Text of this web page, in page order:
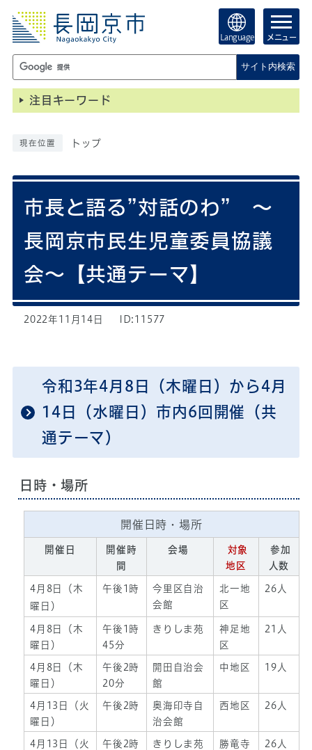
Language メニュー
サイト内検索
注目キーワード
現在位置 トップ
市長と語る”対話のわ” ～
長岡京市民生児童委員協議
会～【共通テーマ】
2022年11月14日 ID:11577
令和3年4月8日（木曜日）から4月
14日（水曜日）市内6回開催（共
通テーマ）
日時・場所
開催日時・場所
開催日
開催時
間
会場
対象
地区
参加
人数
4月8日（木
曜日）
午後1時
今里区自治
会館
北一地
区
26人
4月8日（木
曜日）
午後1時
45分
きりしま苑
神足地
区
21人
4月8日（木
曜日）
午後2時
20分
開田自治会
館
中地区 19人
4月13日（火
曜日）
午後2時
奥海印寺自
治会館
西地区 26人
4月13日（火
午後2時
きりしま苑
勝竜寺
26人